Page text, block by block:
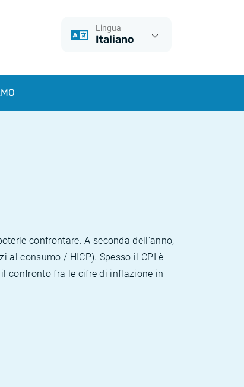
Lingua
Italiano
confrontare. A seconda dell'anno,
al consumo / HICP). Spesso il CPI è
confronto fra le cifre di inflazione in